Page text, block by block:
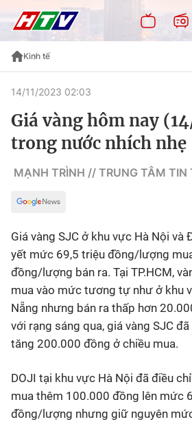
Kinh tế
14/11/2023 02:03
Giá vàng hôm nay
trong nước nhích nhẹ
MẠNH TRÌNH // TRUNG TÂM TIN
Giá vàng SJC ở khu vực Hà Nội và
yết mức 69,5 triệu đồng/lượng
đồng/lượng bán ra. Tại TP.HCM,
mua vào mức tương tự như ở khu
Nẵng nhưng bán ra thấp hơn
với rạng sáng qua, giá vàng SJC
tăng 200.000 đồng ở chiều mua.
DOJI tại khu vực Hà Nội đã điều
mua thêm 100.000 đồng lên mức
đồng/lượng nhưng giữ nguyên